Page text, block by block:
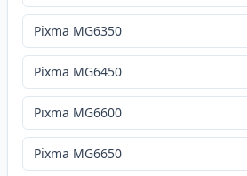
Pixma MG6350
Pixma MG6450
Pixma MG6600
Pixma MG6650